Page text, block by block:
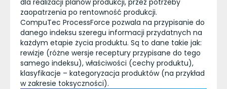
dla realizacji planów produkcji, przez potrzeby
zaopatrzenia po rentowność produkcji.
CompuTec ProcessForce pozwala na przypisanie do
danego indeksu szeregu informacji przydatnych na
każdym etapie życia produktu. Są to dane takie jak:
rewizje (różne wersje receptury przypisane do tego
samego indeksu), właściwości (cechy produktu),
klasyfikacje – kategoryzacja produktów (na przykład
w zakresie toksyczności).